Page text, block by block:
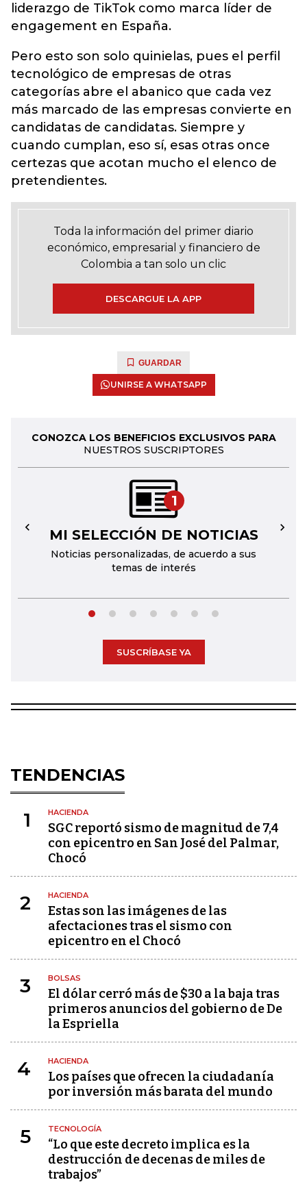
liderazgo de TikTok como marca líder de
engagement en España.
Pero esto son solo quinielas, pues el perfil
tecnológico de empresas de otras
categorías abre el abanico que cada vez
más marcado de las empresas convierte en
candidatas de candidatas. Siempre y
cuando cumplan, eso sí, esas otras once
certezas que acotan mucho el elenco de
pretendientes.
Toda la información del primer diario
económico, empresarial y financiero de
Colombia a tan solo un clic
DESCARGUE LA APP
GUARDAR
UNIRSE A WHATSAPP
CONOZCA LOS BENEFICIOS EXCLUSIVOS PARA
NUESTROS SUSCRIPTORES
1
MI SELECCIÓN DE NOTICIAS
Noticias personalizadas, de acuerdo a sus
temas de interés
← →
SUSCRÍBASE YA
TENDENCIAS
1 HACIENDA
SGC reportó sismo de magnitud de 7,4
con epicentro en San José del Palmar,
Chocó
2 HACIENDA
Estas son las imágenes de las
afectaciones tras el sismo con
epicentro en el Chocó
3 BOLSAS
El dólar cerró más de $30 a la baja tras
primeros anuncios del gobierno de De
la Espriella
4 HACIENDA
Los países que ofrecen la ciudadanía
por inversión más barata del mundo
5 TECNOLOGÍA
“Lo que este decreto implica es la
destrucción de decenas de miles de
trabajos”